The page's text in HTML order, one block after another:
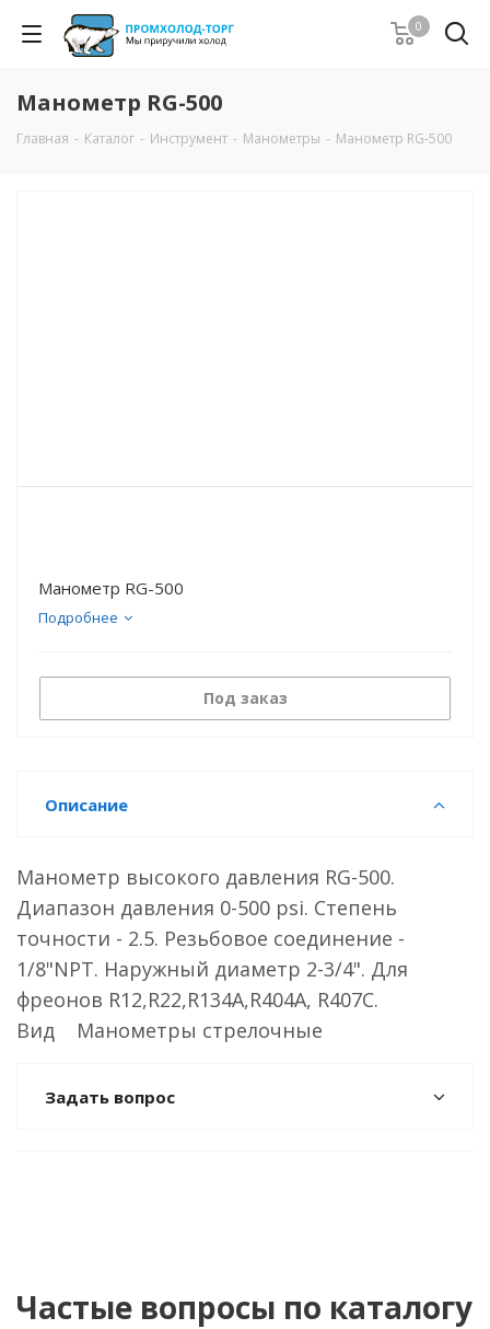
0
Манометр RG-500
Главная - Каталог - Инструмент - Манометры - Манометр RG-500
Манометр RG-500
Подробнее
Под заказ
Описание
Манометр высокого давления RG-500.
Диапазон давления 0-500 psi. Степень
точности - 2.5. Резьбовое соединение -
1/8"NPT. Наружный диаметр 2-3/4". Для
фреонов R12,R22,R134A,R404A, R407C.
Вид Манометры стрелочные
Задать вопрос
Частые вопросы по каталогу